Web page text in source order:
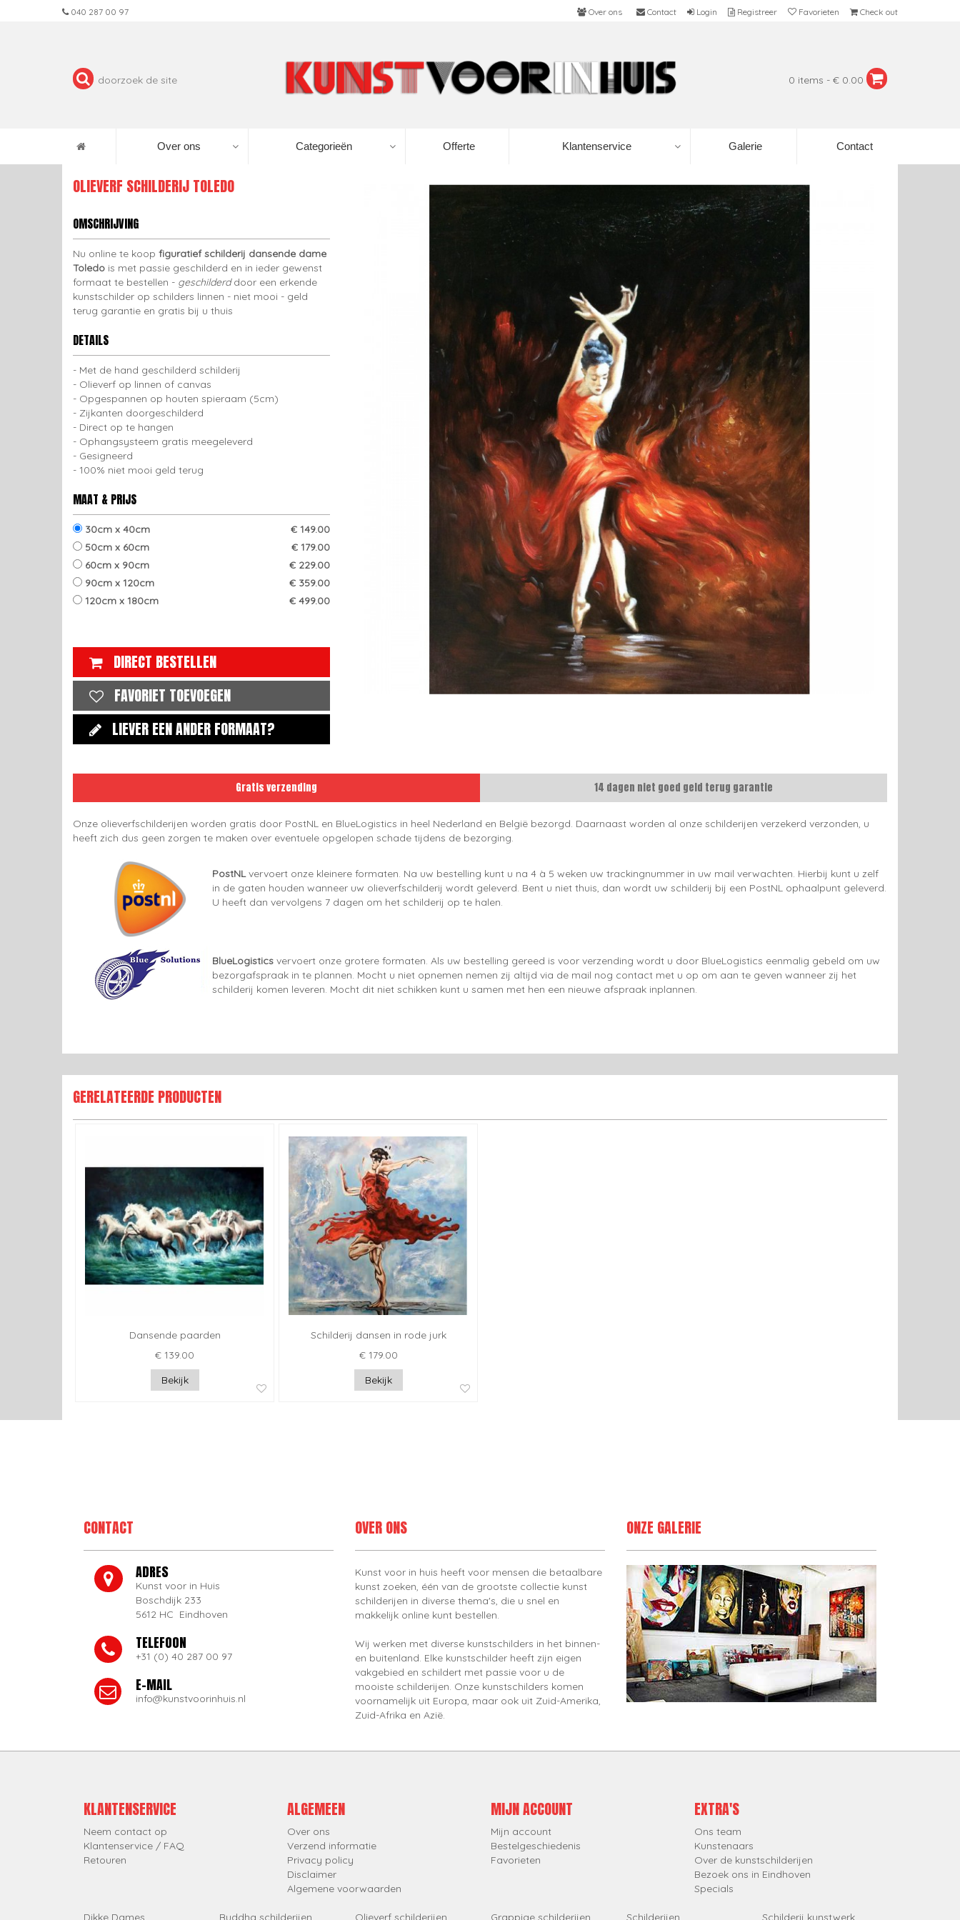
040 287 00 97 Over ons Contact Login Registreer Favorieten Check out
0 items - € 0.00
Over ons Categorieën Offerte Klantenservice Galerie Contact
OLIEVERF SCHILDERIJ TOLEDO
OMSCHRIJVING
Nu online te koop figuratief schilderij dansende dame
Toledo is met passie geschilderd en in ieder gewenst
formaat te bestellen - geschilderddoor een erkende
kunstschilder op schilders linnen - niet mooi - geld
terug garantie en gratis bij u thuis
DETAILS
Met de hand geschilderd schilderij
Olieverf op linnen of canvas
Opgespannen op houten spieraam (5cm)
Zijkanten doorgeschilderd
Direct op te hangen
Ophangsysteem gratis meegeleverd
Gesigneerd
100% niet mooi geld terug
MAAT & PRIJS
30cm x 40cm
€ 149.00
50cm x 60cm
€ 179.00
60cm x 90cm
€ 229.00
90cm x 120cm
€ 359.00
120cm x 180cm
€ 499.00
DIRECT BESTELLEN
FAVORIET TOEVOEGEN
LIEVER EEN ANDER FORMAAT?
Gratis verzending 14 dagen niet goed geld terug garantie
Onze olieverfschilderijen worden gratis door PostNL en BlueLogistics in heel Nederland en België bezorgd. Daarnaast worden al onze schilderijen verzekerd verzonden, u
heeft zich dus geen zorgen te maken over eventuele opgelopen schade tijdens de bezorging.
PostNLvervoert onze kleinere formaten. Na uw bestelling kunt u na 4 à 5 weken uw trackingnummer in uw mail verwachten. Hierbij kunt u zelf
in de gaten houden wanneer uw olieverfschilderij wordt geleverd. Bent u niet thuis, dan wordt uw schilderij bij een PostNL ophaalpunt geleverd.
U heeft dan vervolgens 7 dagen om het schilderij op te halen.
BlueLogistics vervoert onze grotere formaten. Als uw bestelling gereed is voor verzending wordt u door BlueLogistics eenmalig gebeld om uw
bezorgafspraak in te plannen. Mocht u niet opnemen nemen zij altijd via de mail nog contact met u op om aan te geven wanneer zij het
schilderij komen leveren. Mocht dit niet schikken kunt u samen met hen een nieuwe afspraak inplannen.
GERELATEERDE PRODUCTEN
Dansende paarden
€ 139.00
Bekijk
Schilderij dansen in rode jurk
€ 179.00
Bekijk
CONTACT
ADRES
Kunst voor in Huis
Boschdijk 233
5612 HC Eindhoven
TELEFOON
+31 (0) 40 287 00 97
E-MAIL
info@kunstvoorinhuis.nl
OVER ONS
Kunst voor in huis heeft voor mensen die betaalbare
kunst zoeken, één van de grootste collectie kunst
schilderijen in diverse thema's, die u snel en
makkelijk online kunt bestellen.
Wij werken met diverse kunstschilders in het binnen-
en buitenland. Elke kunstschilder heeft zijn eigen
vakgebied en schildert met passie voor u de
mooiste schilderijen. Onze kunstschilders komen
voornamelijk uit Europa, maar ook uit Zuid-Amerika,
Zuid-Afrika en Azië.
ONZE GALERIE
KLANTENSERVICE
Neem contact op
Klantenservice / FAQ
Retouren
ALGEMEEN
Over ons
Verzend informatie
Privacy policy
Disclaimer
Algemene voorwaarden
MIJN ACCOUNT
Mijn account
Bestelgeschiedenis
Favorieten
EXTRA'S
Ons team
Kunstenaars
Over de kunstschilderijen
Bezoek ons in Eindhoven
Specials
Dikke Dames Buddha schilderijen Olieverf schilderijen Grappige schilderijen Schilderijen Schilderij kunstwerk